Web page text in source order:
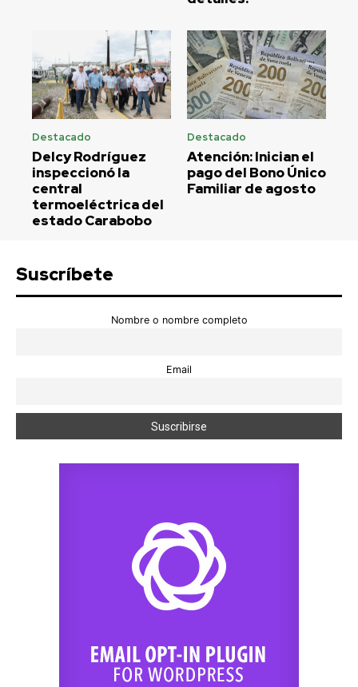
Destacado
Delcy Rodríguez
inspeccionó la
central
termoeléctrica del
estado Carabobo
Destacado
Atención: Inician el
pago del Bono Único
Familiar de agosto
Suscríbete
Nombre o nombre completo
Email